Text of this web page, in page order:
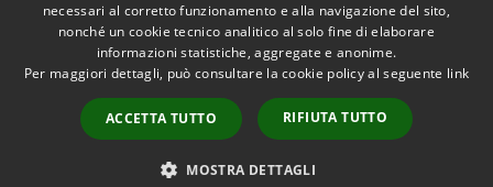
RSS
Accessibilità
Copyright © 2026 • Comune di
Gessate • Powered by
Municipium•
Accesso
redazione
necessari al corretto funzionamento e alla navigazione del sito,
nonché un cookie tecnico analitico al solo fine di elaborare
informazioni statistiche, aggregate e anonime.
Per maggiori dettagli, può consultare la cookie policy al seguente link
ACCETTA TUTTO RIFIUTA TUTTO
MOSTRA DETTAGLI